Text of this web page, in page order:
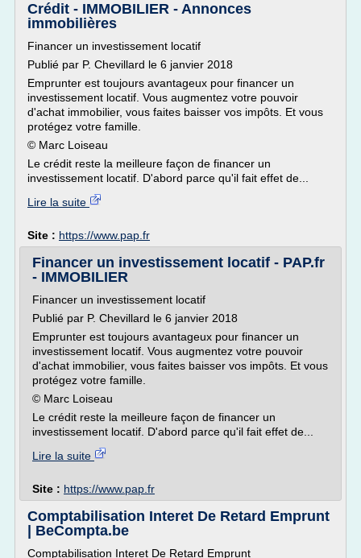
Crédit - IMMOBILIER - Annonces
immobilières
Financer un investissement locatif
Publié par P. Chevillard le 6 janvier 2018
Emprunter est toujours avantageux pour financer un
investissement locatif. Vous augmentez votre pouvoir
d'achat immobilier, vous faites baisser vos impôts. Et vous
protégez votre famille.
© Marc Loiseau
Le crédit reste la meilleure façon de financer un
investissement locatif. D'abord parce qu'il fait effet de...
Lire la suite
Site : https://www.pap.fr
Financer un investissement locatif - PAP.fr
- IMMOBILIER
Financer un investissement locatif
Publié par P. Chevillard le 6 janvier 2018
Emprunter est toujours avantageux pour financer un
investissement locatif. Vous augmentez votre pouvoir
d'achat immobilier, vous faites baisser vos impôts. Et vous
protégez votre famille.
© Marc Loiseau
Le crédit reste la meilleure façon de financer un
investissement locatif. D'abord parce qu'il fait effet de...
Lire la suite
Site : https://www.pap.fr
Comptabilisation Interet De Retard Emprunt
| BeCompta.be
Comptabilisation Interet De Retard Emprunt